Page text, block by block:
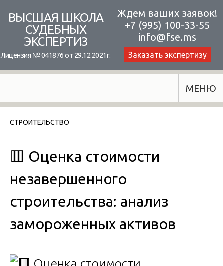
content
ВЫСШАЯ ШКОЛА
СУДЕБНЫХ
ЭКСПЕРТИЗ
Лицензия № 041876 от 29.12.2021г.
Ждем ваших заявок!
+7 (995) 100-33-55
info@fse.ms
Заказать экспертизу
МЕНЮ
СТРОИТЕЛЬСТВО
🟥 Оценка стоимости
незавершенного
строительства: анализ
замороженных активов